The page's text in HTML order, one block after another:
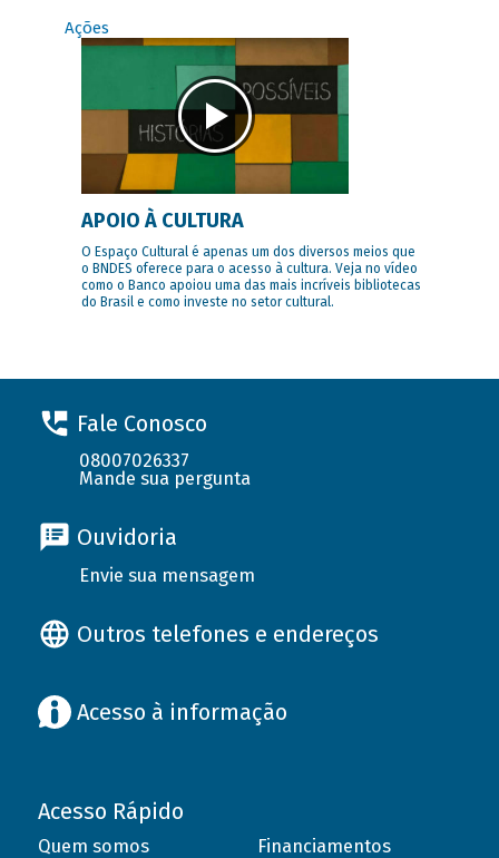
Ações
APOIO À CULTURA
O Espaço Cultural é apenas um dos diversos meios que
o BNDES oferece para o acesso à cultura. Veja no vídeo
como o Banco apoiou uma das mais incríveis bibliotecas
do Brasil e como investe no setor cultural.
Fale Conosco
08007026337
Mande sua pergunta
Ouvidoria
Envie sua mensagem
Outros telefones e endereços
Acesso à informação
Acesso Rápido
Quem somos
Financiamentos